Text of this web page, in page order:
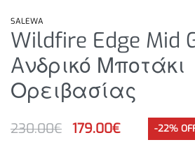
SALEWA
Wildfire Edge Mid
Aνδρικό Μποτάκι
Ορειβασίας
230.00€ 179.00€ -22%